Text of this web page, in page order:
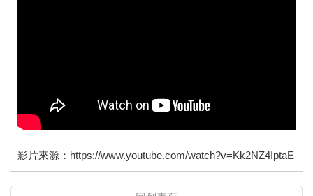
影片來源： https://www.youtube.com/watch?v=Kk2NZ4IptaE